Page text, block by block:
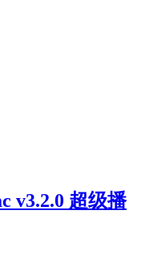
v3.2.0 超级播